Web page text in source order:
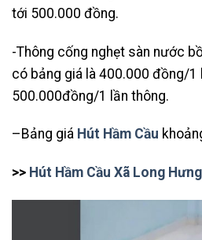
tới 500.000 đồng.
-Thông cống nghẹt sàn nước
có bảng giá là 400.000 đồng/1
500.000đồng/1 lần thông.
–Bảng giá Hút Hầm Cầu
>> Hút Hầm Cầu Xã Long